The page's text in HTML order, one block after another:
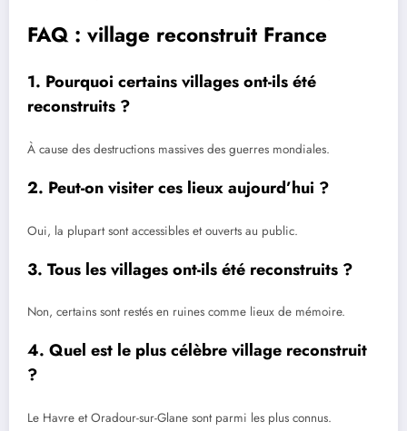
FAQ : village reconstruit France
1. Pourquoi certains villages ont-ils été
reconstruits ?
À cause des destructions massives des guerres mondiales.
2. Peut-on visiter ces lieux aujourd’hui ?
Oui, la plupart sont accessibles et ouverts au public.
3. Tous les villages ont-ils été reconstruits ?
Non, certains sont restés en ruines comme lieux de mémoire.
4. Quel est le plus célèbre village reconstruit
?
Le Havre et Oradour-sur-Glane sont parmi les plus connus.